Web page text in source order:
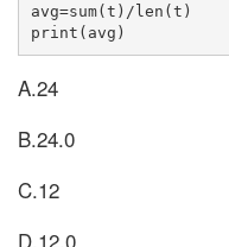
avg=sum(t)/len(t)
A.24
B.24.0
C.12
D.12.0